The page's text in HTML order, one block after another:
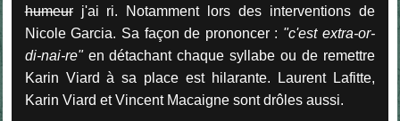
humeurj'ai ri. Notamment lors des interventions de
Nicole Garcia. Sa façon de prononcer : "c'est extra-or-
di-nai-re"en détachant chaque syllabe ou de remettre
Karin Viard à sa place est hilarante. Laurent Lafitte,
Karin Viard et Vincent Macaigne sont drôles aussi.